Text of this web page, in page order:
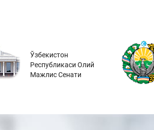
Ўзбекистон
Республикаси Олий
Мажлис Сенати